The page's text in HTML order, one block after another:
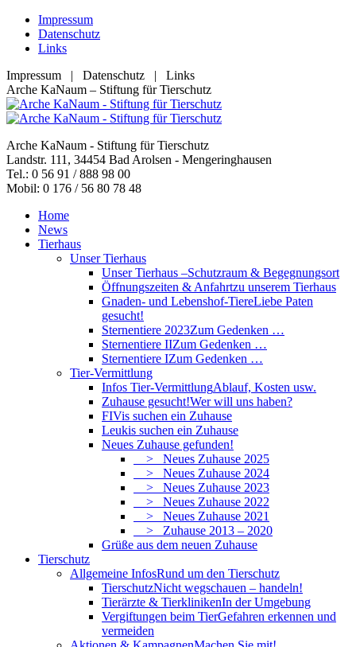
Zum
Inhalt
springen
Impressum
Datenschutz
Links
Impressum | Datenschutz | Links
Facebook
page
opens
new
window
YouTube
page
opens
new
window
RSS
page
opens
new
window
E-
Mail
page
in
new
window
Arche KaNaum – Stiftung für Tierschutz
Arche KaNaum - Stiftung für Tierschutz
Landstr. 111, 34454 Bad Arolsen - Mengeringhausen
Tel.: 0 56 91 / 888 98 00
Mobil: 0 176 / 56 80 78 48
Home
News
Tierhaus
Unser Tierhaus
Unser Tierhaus –Schutzraum & Begegnungsort
Öffnungszeiten & Anfahrtzu unserem Tierhaus
Gnaden- und Lebenshof-TiereLiebe Paten
gesucht!
Sternentiere 2023Zum Gedenken …
Sternentiere IIZum Gedenken …
Sternentiere IZum Gedenken …
Tier-Vermittlung
Infos Tier-VermittlungAblauf, Kosten usw.
Zuhause gesucht!Wer will uns haben?
FIVis suchen ein Zuhause
Leukis suchen ein Zuhause
Neues Zuhause gefunden!
> Neues Zuhause 2025
> Neues Zuhause 2024
> Neues Zuhause 2023
> Neues Zuhause 2022
> Neues Zuhause 2021
> Zuhause 2013 – 2020
Grüße aus dem neuen Zuhause
Tierschutz
Allgemeine InfosRund um den Tierschutz
TierschutzNicht wegschauen – handeln!
Tierärzte & TierklinikenIn der Umgebung
Vergiftungen beim TierGefahren erkennen und
vermeiden